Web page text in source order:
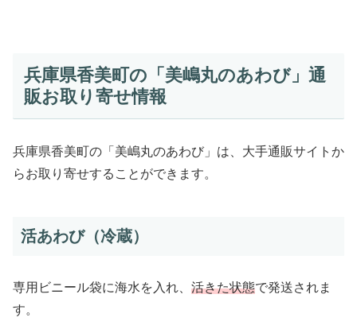
兵庫県香美町の「美嶋丸のあわび」通
販お取り寄せ情報
兵庫県香美町の「美嶋丸のあわび」は、大手通販サイトか
らお取り寄せすることができます。
活あわび（冷蔵）
専用ビニール袋に海水を入れ、 活きた状態で発送されま
す。